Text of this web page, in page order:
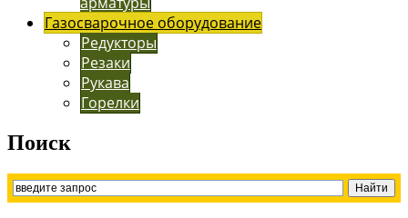
Газосварочное оборудование
Редукторы
Резаки
Рукава
Горелки
Поиск